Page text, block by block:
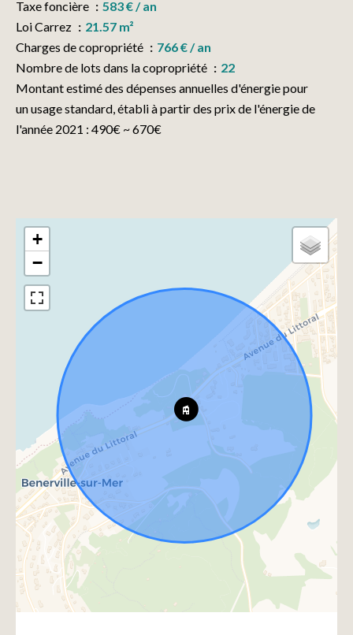
Taxe foncière
583 € / an
Loi Carrez
21.57 m²
Charges de copropriété
766 € / an
Nombre de lots dans la copropriété
22
Montant estimé des dépenses annuelles d'énergie pour
un usage standard, établi à partir des prix de l'énergie de
l'année 2021 : 490€ ~ 670€
+
−